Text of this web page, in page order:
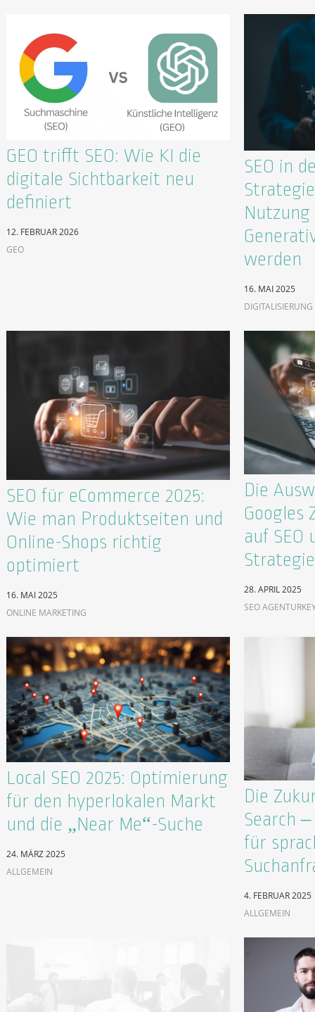
GEO trifft SEO: Wie KI die
digitale Sichtbarkeit neu
definiert
12. FEBRUAR 2026
GEO
SEO in
Nutzung
werden
16. MAI 2025
DIGITALISIERUNG
SEO für eCommerce 2025:
Wie man Produktseiten und
Online-Shops richtig
optimiert
16. MAI 2025
ONLINE MARKETING
Die
Googles
auf SEO
28. APRIL 2025
SEO AGENTUR
Local SEO 2025: Optimierung
für den hyperlokalen Markt
und die „Near Me“-Suche
24. MÄRZ 2025
ALLGEMEIN
Die
Search
für
4. FEBRUAR 2025
ALLGEMEIN